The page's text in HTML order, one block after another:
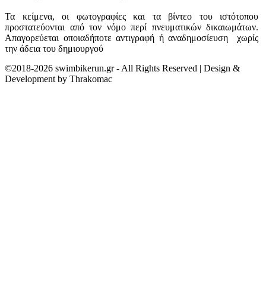
Τα κείμενα, οι φωτογραφίες και τα βίντεο του ιστότοπου
προστατεύονται από τον νόμο περί πνευματικών δικαιωμάτων.
Απαγορεύεται οποιαδήποτε αντιγραφή ή αναδημοσίευση χωρίς
την άδεια του δημιουργού
©2018-2026 swimbikerun.gr - All Rights Reserved | Design &
Development by Thrakomac